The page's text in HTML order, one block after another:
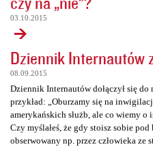
03.10.2015
Dziennik Internautów
08.09.2015
Dziennik Internautów dołączył się do
przykład: „Oburzamy się na
amerykańskich służb, ale co wiemy
Czy myślałeś, że gdy stoisz sobie
obserwowany np. przez człowieka